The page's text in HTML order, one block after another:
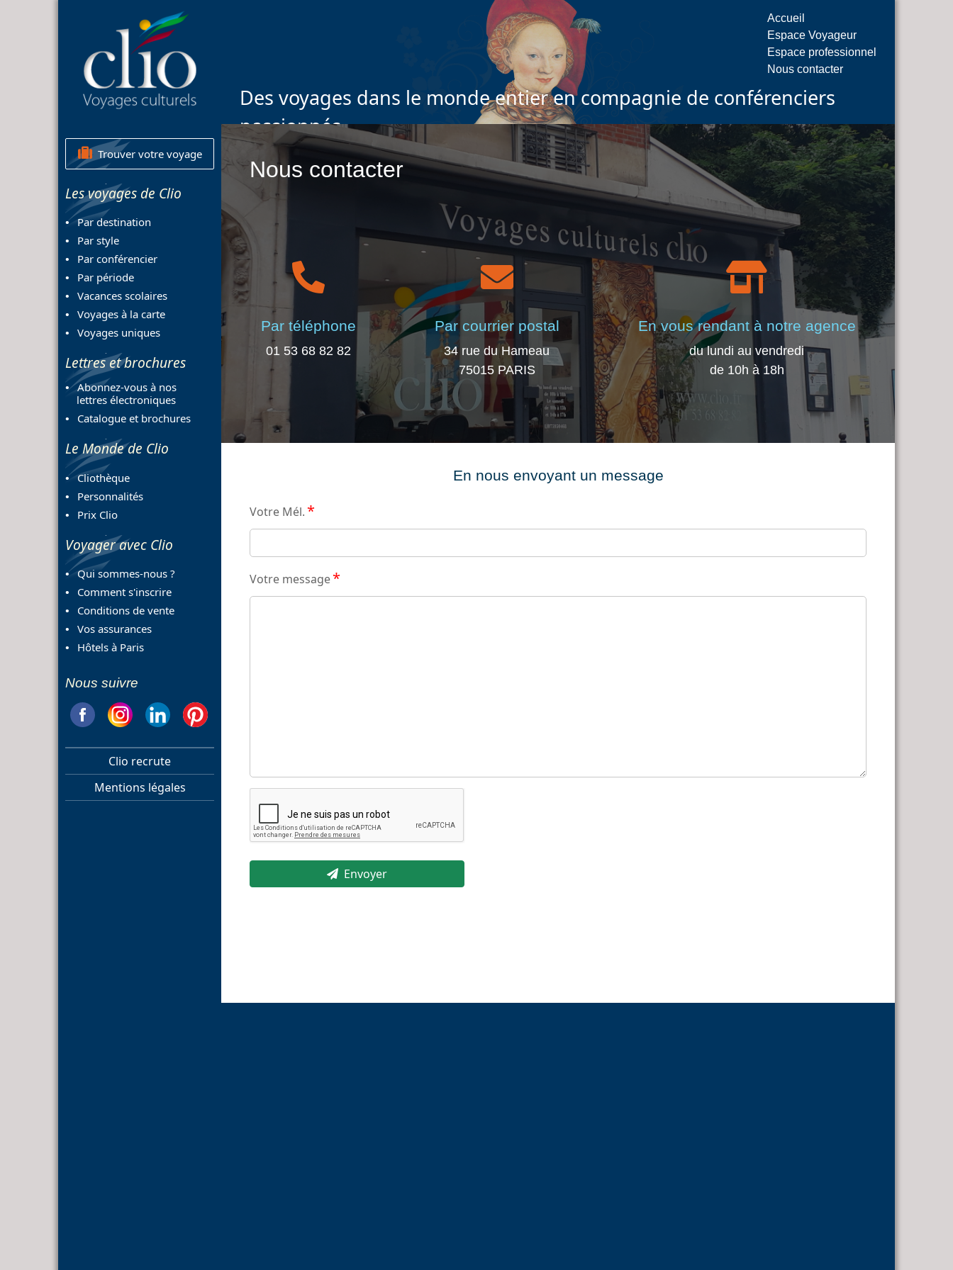
Accueil
Espace Voyageur
Espace professionnel
Nous contacter
Des voyages dans le monde entier en compagnie de conférenciers
passionnés
Trouver votre voyage
Les voyages de Clio
Par destination
Par style
Par conférencier
Par période
Vacances scolaires
Voyages à la carte
Voyages uniques
Lettres et brochures
Abonnez-vous à nos
lettres électroniques
Catalogue et brochures
Le Monde de Clio
Cliothèque
Personnalités
Prix Clio
Voyager avec Clio
Qui sommes-nous ?
Comment s'inscrire
Conditions de vente
Vos assurances
Hôtels à Paris
Nous suivre
Clio recrute
Mentions légales
Nous contacter
Par téléphone
01 53 68 82 82
Par courrier postal
34 rue du Hameau
75015 PARIS
En vous rendant à notre agence
du lundi au vendredi
de 10h à 18h
En nous envoyant un message
Votre Mél. *
Votre message*
Envoyer